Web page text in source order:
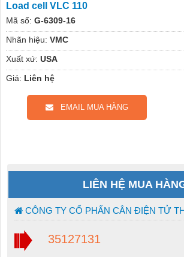
Load cell VLC 110
Mã số: G-6309-16
Nhãn hiệu: VMC
Xuất xứ: USA
Giá: Liên hệ
EMAIL MUA HÀNG
LIÊN HỆ MUA
CÔNG TY CỔ PHẤN CÂN ĐIỆN TỬ
35127131